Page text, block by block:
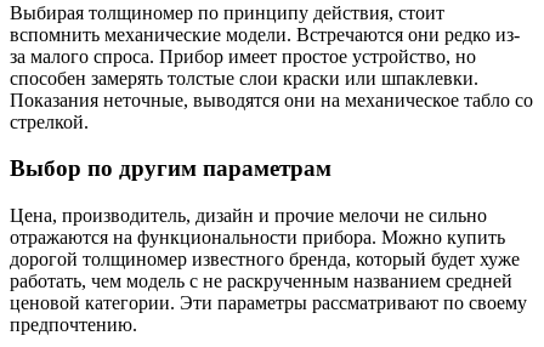
Выбирая толщиномер по принципу действия, стоит
вспомнить механические модели. Встречаются они редко из-
за малого спроса. Прибор имеет простое устройство, но
способен замерять толстые слои краски или шпаклевки.
Показания неточные, выводятся они на механическое табло со
стрелкой.
Выбор по другим параметрам
Цена, производитель, дизайн и прочие мелочи не сильно
отражаются на функциональности прибора. Можно купить
дорогой толщиномер известного бренда, который будет хуже
работать, чем модель с не раскрученным названием средней
ценовой категории. Эти параметры рассматривают по своему
предпочтению.